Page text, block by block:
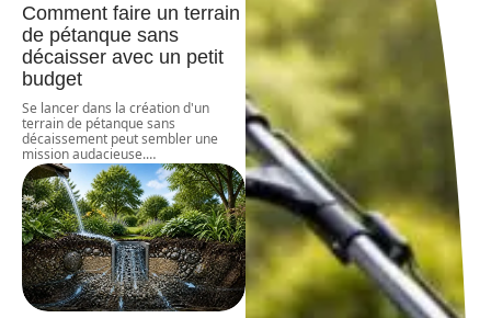
Comment faire un terrain
de pétanque sans
décaisser avec un petit
budget
Se lancer dans la création d'un
terrain de pétanque sans
décaissement peut sembler une
mission audacieuse.…